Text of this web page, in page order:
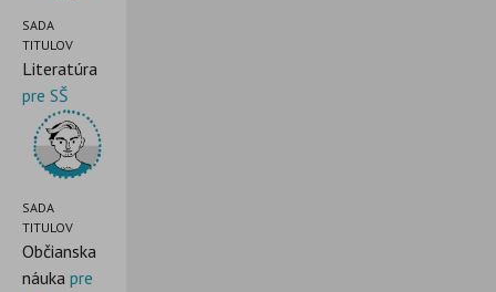
SADA
TITULOV
Literatúra
pre SŠ
SADA
TITULOV
Občianska
náuka pre